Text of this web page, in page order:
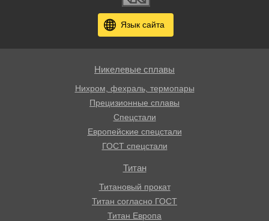
Язык сайта
Никелевые сплавы
Нихром, фехраль, термопары
Прецизионные сплавы
Спецстали
Европейские спецстали
ГОСТ спецстали
Титан
Титановый прокат
Титан согласно ГОСТ
Титан Европа